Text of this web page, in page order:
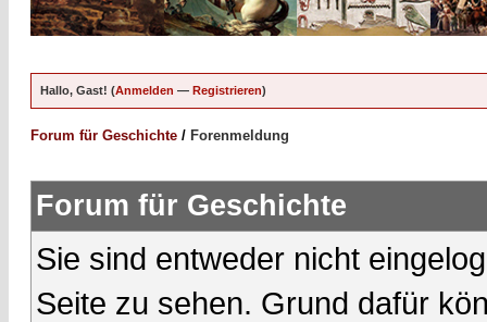
Hallo, Gast! (Anmelden — Registrieren)
Forum für Geschichte / Forenmeldung
Forum für Geschichte
Sie sind entweder nicht
Seite zu sehen. Grund dafür